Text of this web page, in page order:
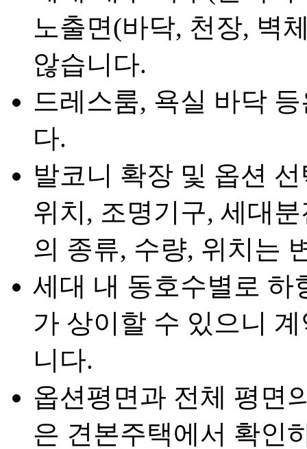
노출면(바닥, 천장, 벽
않습니다.
드레스룸, 욕실 바닥
다.
발코니 확장 및 옵션
위치, 조명기구, 세대
의 종류, 수량, 위치는
세대 내 동호수별로 하
가 상이할 수 있으니
니다.
옵션평면과 전체 평면
은 견본주택에서 확인